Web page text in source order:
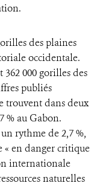
des plaines
occidentale.
000 gorilles des
publiés
trouvent dans deux
% au Gabon.
rythme de 2,7 %,
« en danger critique
internationale
naturelles